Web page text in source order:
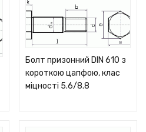
Болт призонний DIN 610 з
короткою цапфою, клас
міцності 5.6/8.8